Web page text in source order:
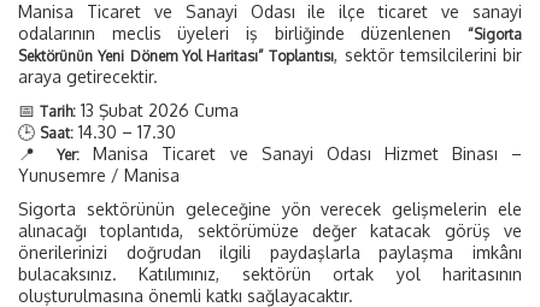
Manisa Ticaret ve Sanayi Odası ile ilçe ticaret ve sanayi
odalarının meclis üyeleri iş birliğinde düzenlenen “Sigorta
Sektörünün Yeni Dönem Yol Haritası” Toplantısı, sektör temsilcilerini bir
araya getirecektir.
📅 Tarih: 13 Şubat 2026 Cuma
🕒 Saat: 14.30 – 17.30
📍Yer: Manisa Ticaret ve Sanayi Odası Hizmet Binası –
Yunusemre / Manisa
Sigorta sektörünün geleceğine yön verecek gelişmelerin ele
alınacağı toplantıda, sektörümüze değer katacak görüş ve
önerilerinizi doğrudan ilgili paydaşlarla paylaşma imkânı
bulacaksınız. Katılımınız, sektörün ortak yol haritasının
oluşturulmasına önemli katkı sağlayacaktır.